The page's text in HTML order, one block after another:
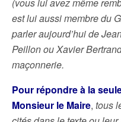
(vous lui avez même
est lui aussi membre du
parler aujourd’hui de
Peillon ou Xavier
maçonnerie.
Pour répondre à la
Monsieur le Maire, tous